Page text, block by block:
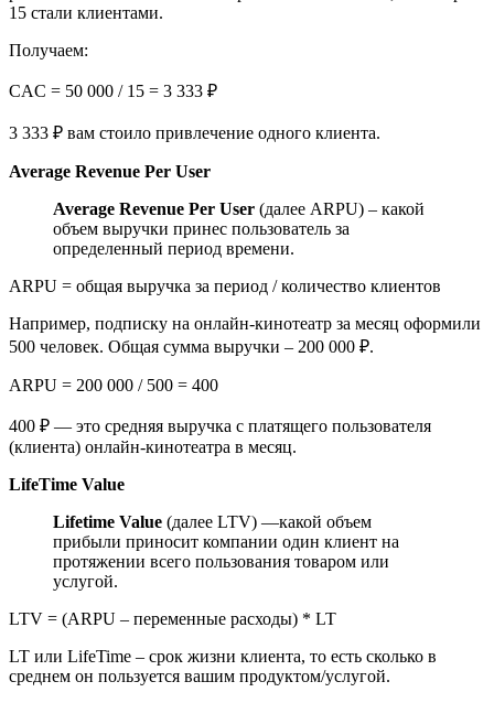
15 стали клиентами.
Получаем:
CAC = 50 000 / 15 = 3 333 ₽
3 333 ₽ вам стоило привлечение одного клиента.
Average Revenue Per User
Average Revenue Per User (далее ARPU) – какой
объем выручки принес пользователь за
определенный период времени.
ARPU = общая выручка за период / количество клиентов
Например, подписку на онлайн-кинотеатр за месяц оформили
500 человек. Общая сумма выручки – 200 000 ₽.
ARPU = 200 000 / 500 = 400
400 ₽ — это средняя выручка с платящего пользователя
(клиента) онлайн-кинотеатра в месяц.
LifeTime Value
Lifetime Value (далее LTV) —какой объем
прибыли приносит компании один клиент на
протяжении всего пользования товаром или
услугой.
LTV = (ARPU – переменные расходы) * LT
LT или LifeTime – срок жизни клиента, то есть сколько в
среднем он пользуется вашим продуктом/услугой.